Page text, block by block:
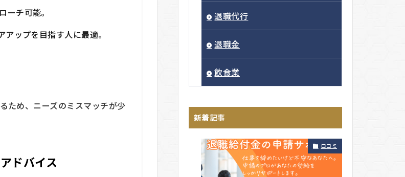
ーチ可能。
アップを目指す人に最適。
ため、ニーズのミスマッチが少
ドバイス
退職代行
退職金
飲食業
新着記事
口コミ